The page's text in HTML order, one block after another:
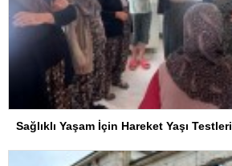
Sağlıklı Yaşam İçin Hareket Yaşı Testleri